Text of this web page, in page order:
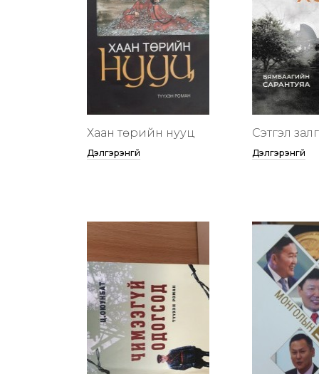
Хаан төрийн нууц
Дэлгэрэнгүй
Сэтгэл
Дэлгэрэнгүй